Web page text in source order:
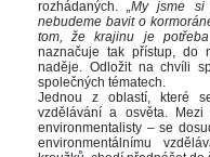
rozhádaných.
„My jsme
nebudeme bavit o
tom, že krajinu je
naznačuje tak přístup, do
naděje. Odložit na chvíli
polečných tématech.
Jednou z oblastí, které
vzdělávání a osvěta.
environmentalisty – se
environmentálnímu